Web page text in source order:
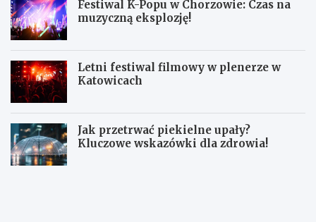
Festiwal K-Popu w Chorzowie: Czas na
muzyczną eksplozję!
Letni festiwal filmowy w plenerze w
Katowicach
Jak przetrwać piekielne upały?
Kluczowe wskazówki dla zdrowia!
L
F